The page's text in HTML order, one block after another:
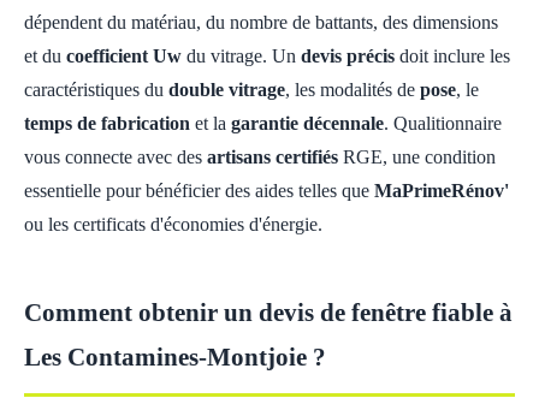
dépendent du matériau, du nombre de battants, des dimensions
et du coefficient Uw du vitrage. Un devis précis doit inclure les
caractéristiques du double vitrage, les modalités de pose, le
temps de fabrication et la garantie décennale. Qualitionnaire
vous connecte avec des artisans certifiés RGE, une condition
essentielle pour bénéficier des aides telles que MaPrimeRénov'
ou les certificats d'économies d'énergie.
Comment obtenir un devis de fenêtre fiable à
Les Contamines-Montjoie ?